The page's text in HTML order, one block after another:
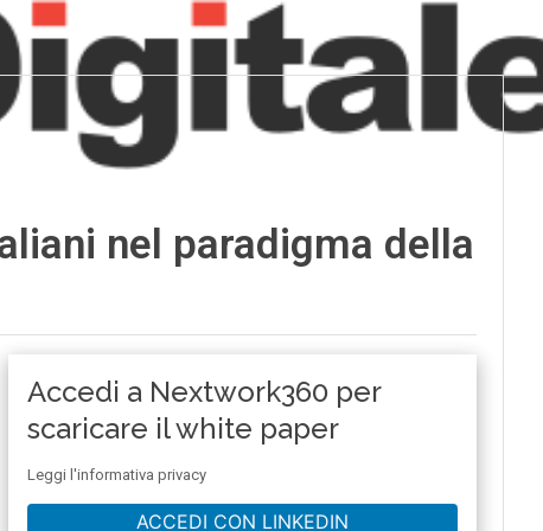
nel paradigma della
Accedi a Nextwork360 per
scaricare il white paper
Leggi l'informativa privacy
ACCEDI CON LINKEDIN